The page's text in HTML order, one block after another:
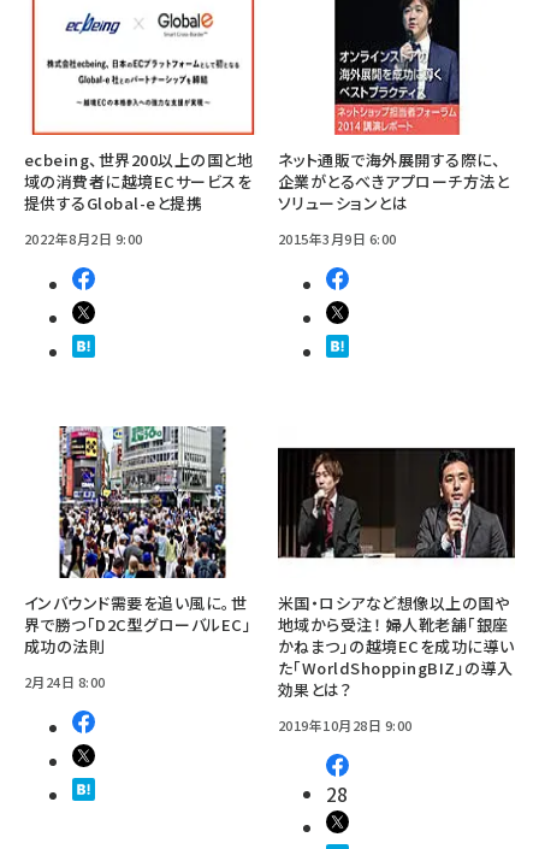
ecbeing、世界200以上の国と地
域の消費者に越境ECサービスを
提供するGlobal-eと提携
2022年8月2日 9:00
ネット通販で海外展開する際に、
企業がとるべきアプローチ方法と
ソリューションとは
2015年3月9日 6:00
インバウンド需要を追い風に。世
界で勝つ「D2C型グローバルEC」
成功の法則
2月24日 8:00
米国・ロシアなど想像以上の国や
地域から受注！ 婦人靴老舗「銀座
かねまつ」の越境ECを成功に導い
た「WorldShoppingBIZ」の導入
効果とは？
2019年10月28日 9:00
28